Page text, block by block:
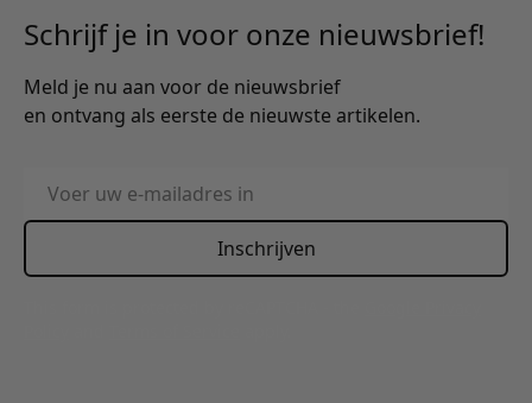
Schrijf je in voor onze nieuwsbrief!
Meld je nu aan voor de nieuwsbrief
en ontvang als eerste de nieuwste artikelen.
E-mailadres
Inschrijven